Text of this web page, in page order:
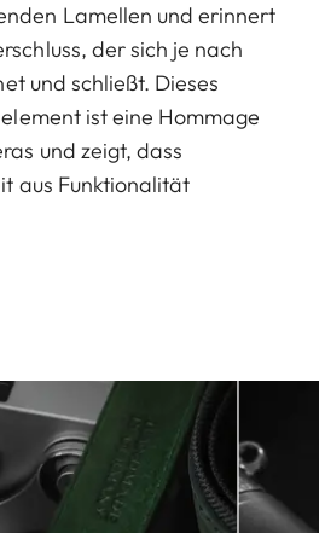
Lamellen und erinnert
der sich je nach
und schließt. Dieses
ist eine Hommage
und zeigt, dass
aus Funktionalität